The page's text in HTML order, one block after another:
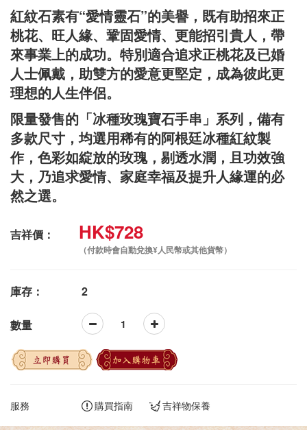
紅紋石素有“愛情靈石”的美譽，既有助招來正
桃花、旺人緣、鞏固愛情、更能招引貴人，帶
來事業上的成功。特別適合追求正桃花及已婚
人士佩戴，助雙方的愛意更堅定，成為彼此更
理想的人生伴侶。
限量發售的「冰種玫瑰寶石手串」系列，備有
多款尺寸，均選用稀有的阿根廷冰種紅紋製
作，色彩如綻放的玫瑰，剔透水潤，且功效強
大，乃追求愛情、家庭幸福及提升人緣運的必
然之選。
吉祥價： HK$728
（付款時會自動兌換¥人民幣或其他貨幣）
庫存： 2
數量
立即購買 加入購物車
服務 購買指南 吉祥物保養